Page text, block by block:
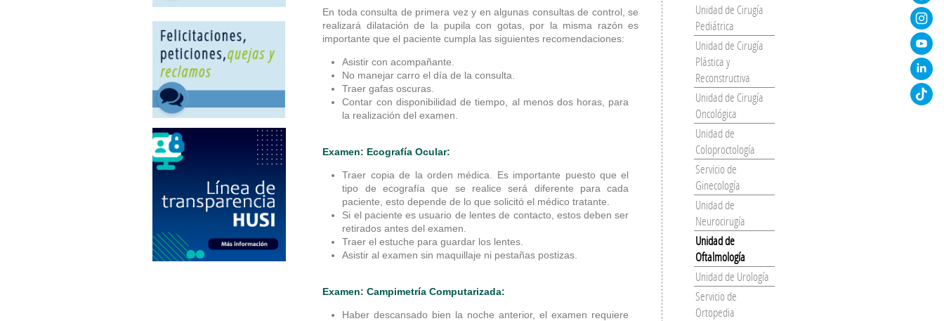
En toda consulta de primera vez y en algunas consultas de control, se
realizará dilatación de la pupila con gotas, por la misma razón es
importante que el paciente cumpla las siguientes recomendaciones:
Asistir con acompañante.
No manejar carro el día de la consulta.
Traer gafas oscuras.
Contar con disponibilidad de tiempo, al menos dos horas, para
la realización del examen.
Examen: Ecografía Ocular:
Traer copia de la orden médica. Es importante puesto que el
tipo de ecografía que se realice será diferente para cada
paciente, esto depende de lo que solicitó el médico tratante.
Si el paciente es usuario de lentes de contacto, estos deben ser
retirados antes del examen.
Traer el estuche para guardar los lentes.
Asistir al examen sin maquillaje ni pestañas postizas.
Examen: Campimetría Computarizada:
Haber descansado bien la noche anterior, el examen requiere
Unidad de Cirugía
Pediátrica
Unidad de Cirugía
Plástica y
Reconstructiva
Unidad de Cirugía
Oncológica
Unidad de
Coloproctología
Servicio de
Ginecología
Unidad de
Neurocirugía
Unidad de
Oftalmología
Unidad de Urología
Servicio de
Ortopedia